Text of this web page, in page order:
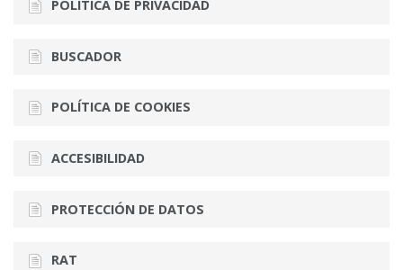
POLÍTICA DE PRIVACIDAD
BUSCADOR
POLÍTICA DE COOKIES
ACCESIBILIDAD
PROTECCIÓN DE DATOS
RAT